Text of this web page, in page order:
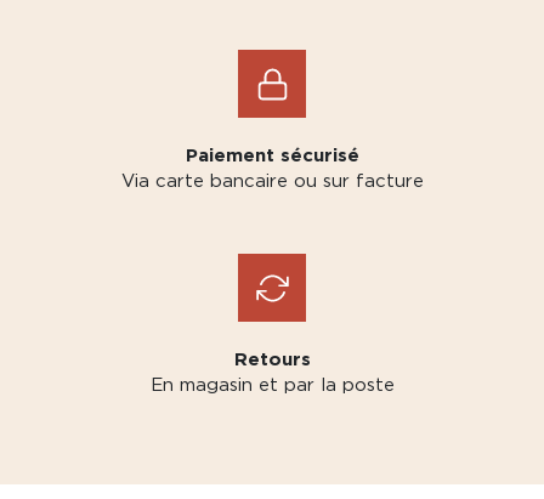
Paiement sécurisé
Via carte bancaire ou sur facture
Retours
En magasin et par la poste